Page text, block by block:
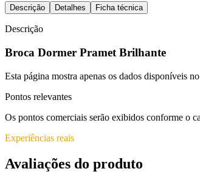
Descrição Detalhes Ficha técnica
Descrição
Broca Dormer Pramet Brilhante
Esta página mostra apenas os dados disponíveis
Pontos relevantes
Os pontos comerciais serão exibidos conforme o
Experiências reais
Avaliações do produto